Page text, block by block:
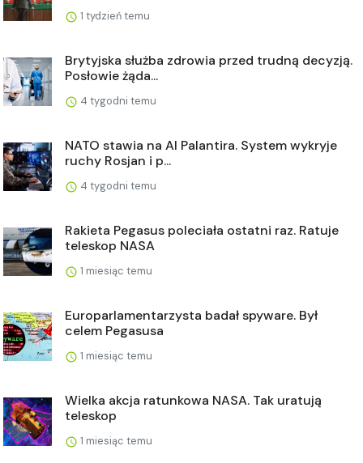
1 tydzień temu
Brytyjska służba zdrowia przed trudną decyzją.
Posłowie żąda...
4 tygodni temu
NATO stawia na AI Palantira. System wykryje
ruchy Rosjan i p...
4 tygodni temu
Rakieta Pegasus poleciała ostatni raz. Ratuje
teleskop NASA
1 miesiąc temu
Europarlamentarzysta badał spyware. Był
celem Pegasusa
1 miesiąc temu
Wielka akcja ratunkowa NASA. Tak uratują
teleskop
1 miesiąc temu